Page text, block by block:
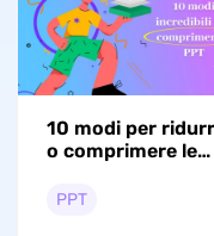
10 modi per
o comprimere le
PPT
PPT